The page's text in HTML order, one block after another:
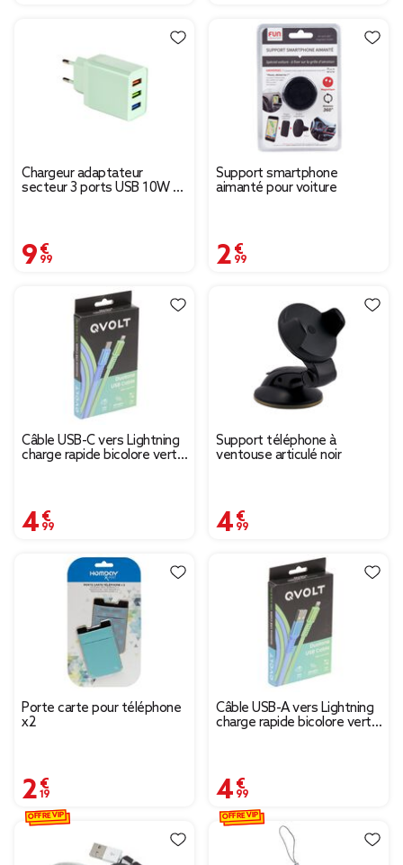
Chargeur adaptateur
secteur 3 ports USB 10W -
9,99 €
Support smartphone
aimanté pour voiture
2,99 €
Câble USB-C vers Lightning
charge rapide bicolore vert
4,99 €
Support téléphone à
ventouse articulé noir
4,99 €
Porte carte pour téléphone
x2
2,19 €
Câble USB-A vers Lightning
charge rapide bicolore vert
4,99 €
OFFRE VIP OFFRE VIP